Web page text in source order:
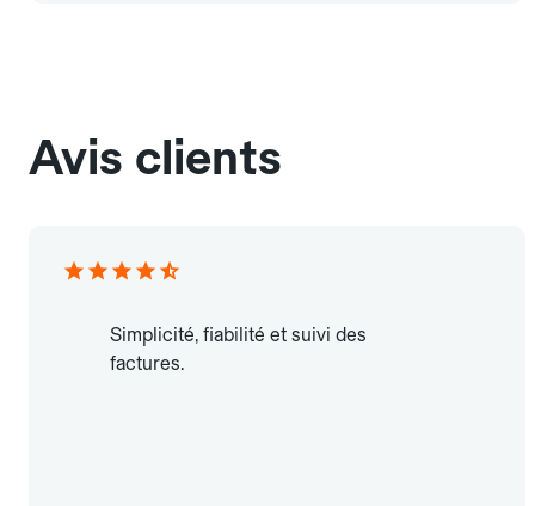
Avis clients
Simplicité, fiabilité et suivi des
factures.